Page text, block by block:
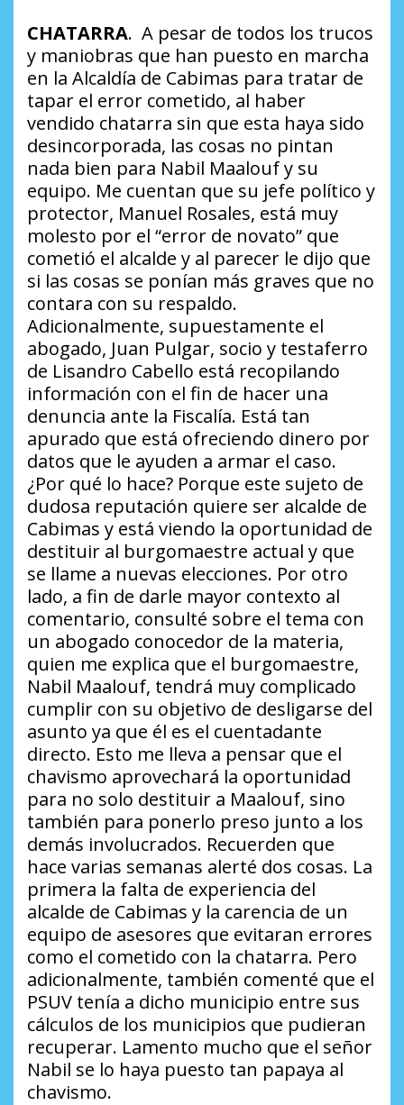
CHATARRA. A pesar de todos los trucos
y maniobras que han puesto en marcha
en la Alcaldía de Cabimas para tratar de
tapar el error cometido, al haber
vendido chatarra sin que esta haya sido
desincorporada, las cosas no pintan
nada bien para Nabil Maalouf y su
equipo. Me cuentan que su jefe político y
protector, Manuel Rosales, está muy
molesto por el “error de novato” que
cometió el alcalde y al parecer le dijo que
si las cosas se ponían más graves que no
contara con su respaldo.
Adicionalmente, supuestamente el
abogado, Juan Pulgar, socio y testaferro
de Lisandro Cabello está recopilando
información con el fin de hacer una
denuncia ante la Fiscalía. Está tan
apurado que está ofreciendo dinero por
datos que le ayuden a armar el caso.
¿Por qué lo hace? Porque este sujeto de
dudosa reputación quiere ser alcalde de
Cabimas y está viendo la oportunidad de
destituir al burgomaestre actual y que
se llame a nuevas elecciones. Por otro
lado, a fin de darle mayor contexto al
comentario, consulté sobre el tema con
un abogado conocedor de la materia,
quien me explica que el burgomaestre,
Nabil Maalouf, tendrá muy complicado
cumplir con su objetivo de desligarse del
asunto ya que él es el cuentadante
directo. Esto me lleva a pensar que el
chavismo aprovechará la oportunidad
para no solo destituir a Maalouf, sino
también para ponerlo preso junto a los
demás involucrados. Recuerden que
hace varias semanas alerté dos cosas. La
primera la falta de experiencia del
alcalde de Cabimas y la carencia de un
equipo de asesores que evitaran errores
como el cometido con la chatarra. Pero
adicionalmente, también comenté que el
PSUV tenía a dicho municipio entre sus
cálculos de los municipios que pudieran
recuperar. Lamento mucho que el señor
Nabil se lo haya puesto tan papaya al
chavismo.